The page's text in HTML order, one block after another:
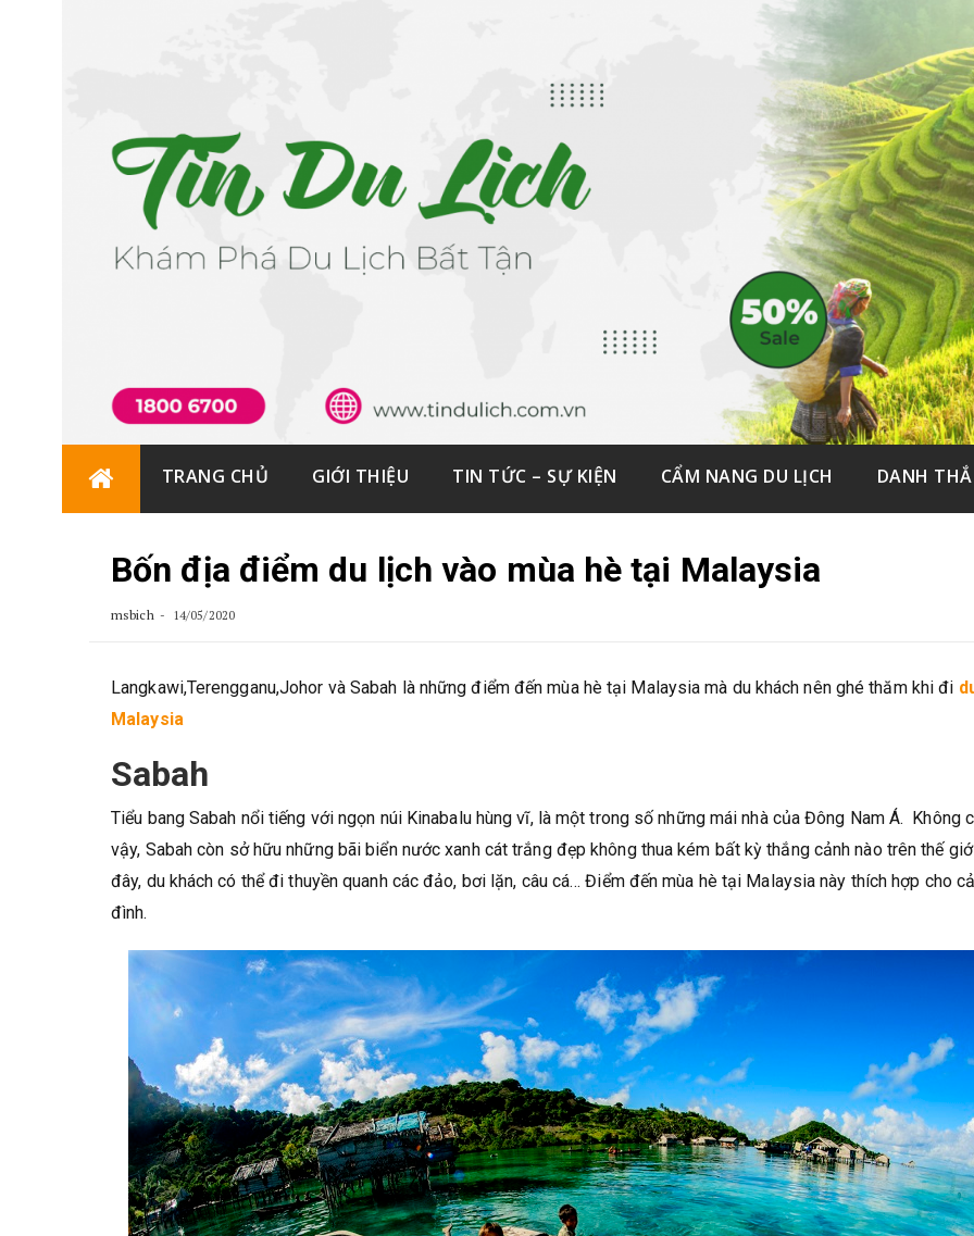
TRANG CHỦ GIỚI THIỆU TIN TỨC – SỰ KIỆN CẨM NANG DU LỊCH DANH
Bốn địa điểm du lịch vào mùa hè tại Malaysia
msbich 14/05/2020
Langkawi,Terengganu,Johor và Sabah là những điểm đến mùa hè tại Malaysia mà du khách nên ghé thăm khi đi
Malaysia
Sabah
Tiểu bang Sabah nổi tiếng với ngọn núi Kinabalu hùng vĩ, là một trong số những mái nhà của Đông Nam Á. Không
vậy, Sabah còn sở hữu những bãi biển nước xanh cát trắng đẹp không thua kém bất kỳ thắng cảnh nào trên thế
đây, du khách có thể đi thuyền quanh các đảo, bơi lặn, câu cá… Điểm đến mùa hè tại Malaysia này thích hợp cho
đình.